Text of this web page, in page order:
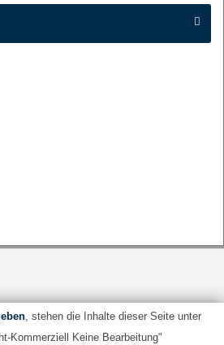
, stehen die Inhalte dieser Seite unter